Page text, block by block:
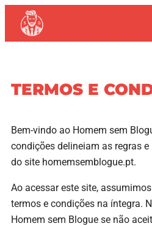
TERMOS E
Bem-vindo ao Homem sem
condições delineiam as regras
do site homemsemblogue.pt.
Ao acessar este site,
termos e condições na íntegra.
Homem sem Blogue se não